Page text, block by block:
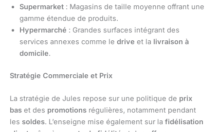
Supermarket : Magasins de taille moyenne offrant une
gamme étendue de produits.
Hypermarché : Grandes surfaces intégrant des
services annexes comme le drive et la livraison à
domicile.
Stratégie Commerciale et Prix
La stratégie de Jules repose sur une politique de prix
bas et des promotions régulières, notamment pendant
les soldes. L’enseigne mise également sur la fidélisation